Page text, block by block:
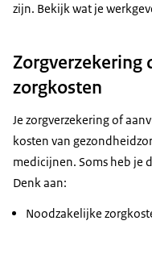
zijn. Bekijk wat je
Zorgverzekering
zorgkosten
Je zorgverzekering of
kosten van
medicijnen. Soms heb je
Denk aan:
Noodzakelijke